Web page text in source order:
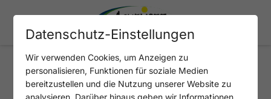
NOSTALGIEBUS
Datenschutz-Einstellungen
Wir verwenden Cookies, um Anzeigen zu
personalisieren, Funktionen für soziale Medien
bereitzustellen und die Nutzung unserer Website zu
analysieren. Darüber hinaus geben wir Informationen